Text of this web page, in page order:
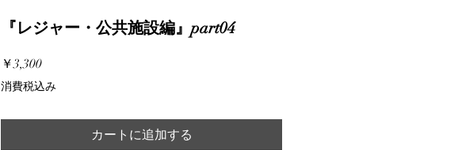
『レジャー・公共施設編』part04
￥3,300価
格
消費税込み
カートに追加する